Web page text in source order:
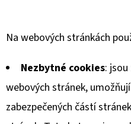
Na webových stránkách
Nezbytné cookies:
webových stránek,
zabezpečených částí